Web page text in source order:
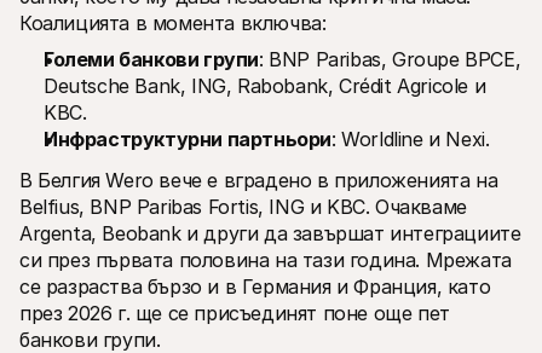
Коалицията в момента включва:
Големи банкови групи: BNP Paribas, Groupe BPCE,
Deutsche Bank, ING, Rabobank, Crédit Agricole и
KBC.
Инфраструктурни партньори: Worldline и Nexi.
В Белгия Wero вече е вградено в приложенията на
Belfius, BNP Paribas Fortis, ING и KBC. Очакваме
Argenta, Beobank и други да завършат интеграциите
си през първата половина на тази година. Мрежата
се разраства бързо и в Германия и Франция, като
през 2026 г. ще се присъединят поне още пет
банкови групи.